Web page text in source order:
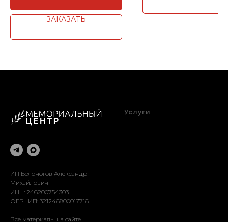
ЗАКАЗАТЬ
ИП Белоногов Александр
Михайлович
ИНН: 246200754303
ОГРНИП: 321246800017716
Все материалы на сайте
Услуги